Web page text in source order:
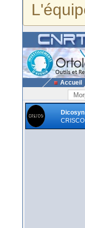
Accueil
Dicosyn
CRISCO